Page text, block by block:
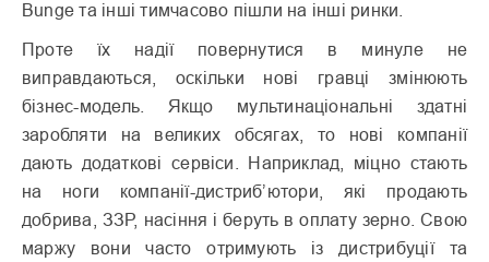
Bunge та інші тимчасово пішли на інші ринки.
Проте їх надії повернутися в минуле не
виправдаються, оскільки нові гравці змінюють
бізнес-модель. Якщо мультинаціональні здатні
заробляти на великих обсягах, то нові компанії
дають додаткові сервіси. Наприклад, міцно стають
на ноги компанії-дистри­б’ю­тори, які продають
добрива, ЗЗР, насіння і беруть в оплату зерно. Свою
маржу вони часто отримують із дистрибуції та